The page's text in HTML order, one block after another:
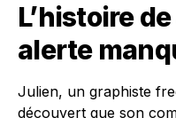
L’histoire
alerte
Julien, un graphiste
découvert que son